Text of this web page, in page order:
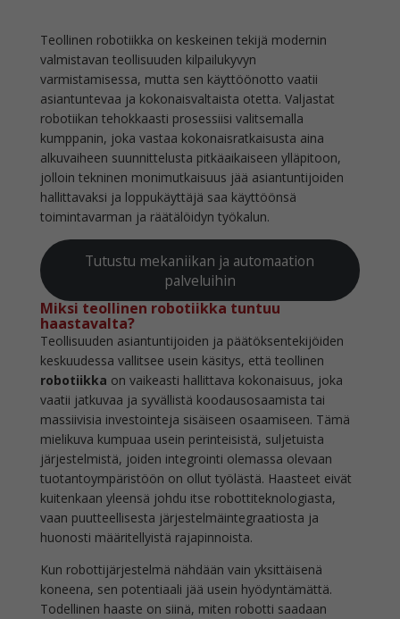
Teollinen robotiikka on keskeinen tekijä modernin
valmistavan teollisuuden kilpailukyvyn
varmistamisessa, mutta sen käyttöönotto vaatii
asiantuntevaa ja kokonaisvaltaista otetta. Valjastat
robotiikan tehokkaasti prosessiisi valitsemalla
kumppanin, joka vastaa kokonaisratkaisusta aina
alkuvaiheen suunnittelusta pitkäaikaiseen ylläpitoon,
jolloin tekninen monimutkaisuus jää asiantuntijoiden
hallittavaksi ja loppukäyttäjä saa käyttöönsä
toimintavarman ja räätälöidyn työkalun.
Tutustu mekaniikan ja automaation
palveluihin
Miksi teollinen robotiikka tuntuu
haastavalta?
Teollisuuden asiantuntijoiden ja päätöksentekijöiden
keskuudessa vallitsee usein käsitys, että teollinen
robotiikka on vaikeasti hallittava kokonaisuus, joka
vaatii jatkuvaa ja syvällistä koodausosaamista tai
massiivisia investointeja sisäiseen osaamiseen. Tämä
mielikuva kumpuaa usein perinteisistä, suljetuista
järjestelmistä, joiden integrointi olemassa olevaan
tuotantoympäristöön on ollut työlästä. Haasteet eivät
kuitenkaan yleensä johdu itse robottiteknologiasta,
vaan puutteellisesta järjestelmäintegraatiosta ja
huonosti määritellyistä rajapinnoista.
Kun robottijärjestelmä nähdään vain yksittäisenä
koneena, sen potentiaali jää usein hyödyntämättä.
Todellinen haaste on siinä, miten robotti saadaan